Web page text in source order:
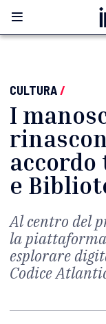
CULTURA/
I
accordo
e
Al centro del
la
esplorare
Codice